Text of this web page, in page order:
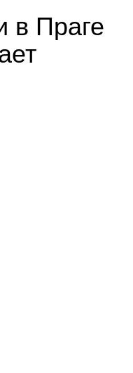
в Праге